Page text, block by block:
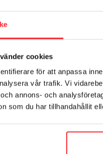
cookies
för att anpassa
vår trafik. Vi
annons- och
som du har tillhandahållit